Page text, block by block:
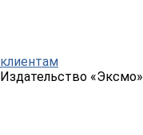
клиентам
Издательство «Эксмо»